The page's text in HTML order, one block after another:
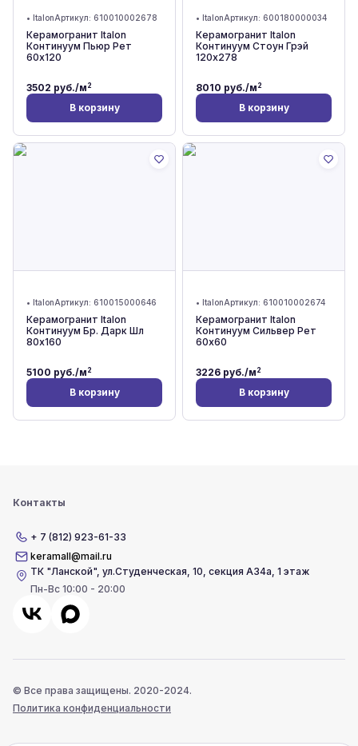
• ItalonАртикул: 610010002678
Керамогранит Italon
Континуум Пьюр Рет
60x120
3502 руб./м2
В корзину
• ItalonАртикул: 600180000034
Керамогранит Italon
Континуум Стоун Грэй
120x278
8010 руб./м2
В корзину
• ItalonАртикул: 610015000646
Керамогранит Italon
Континуум Бр. Дарк Шл
80x160
5100 руб./м2
В корзину
• ItalonАртикул: 610010002674
Керамогранит Italon
Континуум Сильвер Рет
60x60
3226 руб./м2
В корзину
Контакты
+ 7 (812) 923-61-33
keramall@mail.ru
ТК "Ланской",ул.Студенческая, 10, секция А34а, 1 этаж
Пн-Вс 10:00 - 20:00
© Все права защищены. 2020-2024.
Политика конфиденциальности